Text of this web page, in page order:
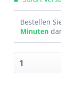
Bestellen
Minuten